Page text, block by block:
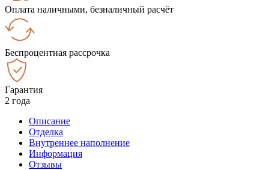
Оплата наличными, безналичный расчёт
Беспроцентная рассрочка
Гарантия
2 года
Описание
Отделка
Внутреннее наполнение
Информация
Отзывы